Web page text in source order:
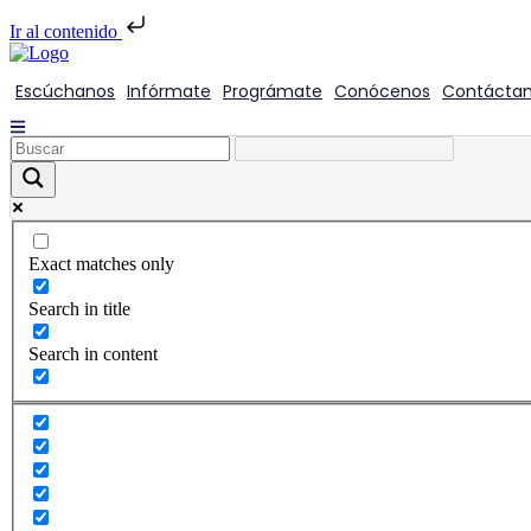
Ir al contenido
Escúchanos Infórmate Prográmate Conócenos
Exact matches only
Search in title
Search in content